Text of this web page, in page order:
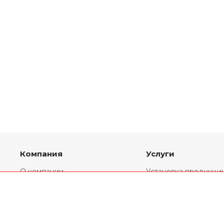
Компания
О компании
Услуги
Установка